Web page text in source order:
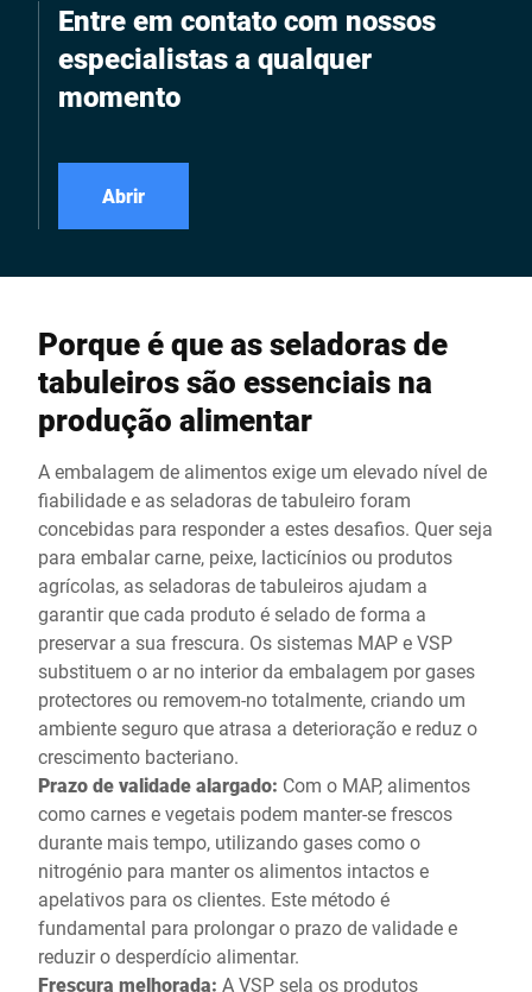
Entre em contato com nossos
especialistas a qualquer
momento
Abrir
Porque é que as seladoras de
tabuleiros são essenciais na
produção alimentar
A embalagem de alimentos exige um elevado nível de
fiabilidade e as seladoras de tabuleiro foram
concebidas para responder a estes desafios. Quer seja
para embalar carne, peixe, lacticínios ou produtos
agrícolas, as seladoras de tabuleiros ajudam a
garantir que cada produto é selado de forma a
preservar a sua frescura. Os sistemas MAP e VSP
substituem o ar no interior da embalagem por gases
protectores ou removem-no totalmente, criando um
ambiente seguro que atrasa a deterioração e reduz o
crescimento bacteriano.
Prazo de validade alargado: Com o MAP, alimentos
como carnes e vegetais podem manter-se frescos
durante mais tempo, utilizando gases como o
nitrogénio para manter os alimentos intactos e
apelativos para os clientes. Este método é
fundamental para prolongar o prazo de validade e
reduzir o desperdício alimentar.
Frescura melhorada: A VSP sela os produtos